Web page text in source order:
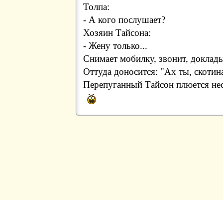
Толпа:
- А кого послушает?
Хозяин Тайсона:
- Жену только...
Снимает мобилку, звонит,
Оттуда доносится: "Ах ты,
Перепуганный Тайсон плюется